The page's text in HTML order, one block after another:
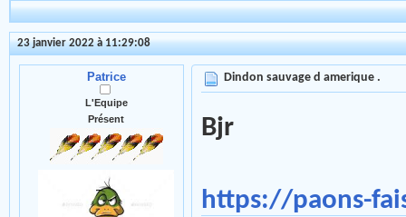
23 janvier 2022 à 11:29:08
Patrice
L'Equipe
Présent
Dindon sauvage d amerique .
Bjr
https://paons-